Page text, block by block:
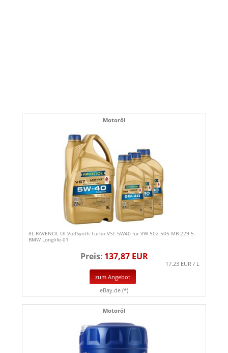
Motoröl
8L RAVENOL Öl VollSynth Turbo VST 5W40 für VW 502 505 MB 229.5
BMW Longlife-01
Preis: 137,87 EUR
17.23 EUR / L
zum Angebot
eBay.de (*)
Motoröl